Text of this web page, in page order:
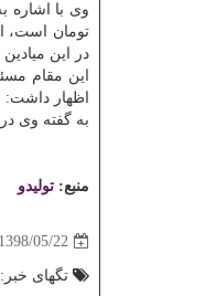
تومان است،
در این
این مقام
اظهار داشت:
به گفته وی
منبع: تولیدو
1398/05/22
تگهای خبر: